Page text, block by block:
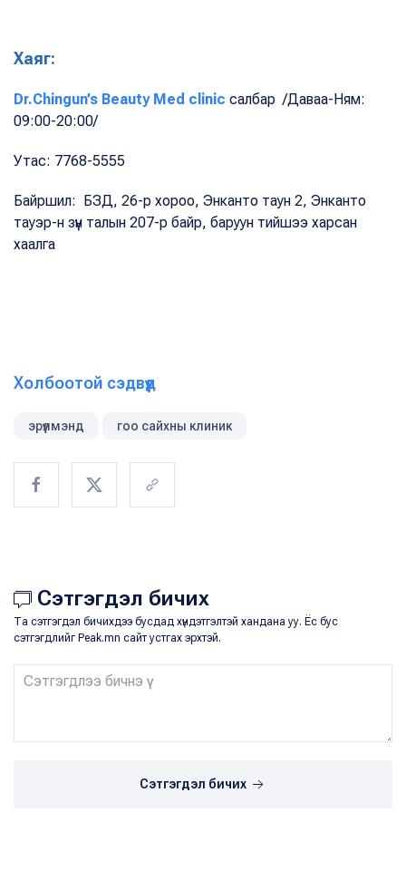
Хаяг:
Dr.Chingun’s Beauty Med clinic салбар /Даваа-Ням:
09:00-20:00/
Утас: 7768-5555
Байршил: БЗД, 26-р хороо, Энканто таун 2, Энканто
тауэр-н зүүн талын 207-р байр, баруун тийшээ харсан
хаалга
Холбоотой сэдвүүд
эрүүлмэнд гоо сайхны клиник
Сэтгэгдэл бичих
Та сэтгэгдэл бичихдээ бусдад хүндэтгэлтэй хандана уу. Ёс бус
сэтгэгдлийг Peak.mn сайт устгах эрхтэй.
Сэтгэгдэл бичих